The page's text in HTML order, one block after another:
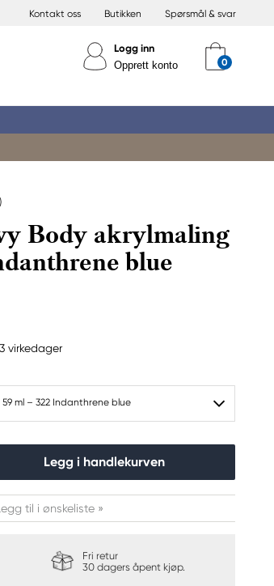
Kontakt oss Butikken Spørsmål & svar
Logg inn
Opprett konto
)
Body akrylmaling
blue
virkedager
ml – 322 Indanthrene blue
Legg i handlekurven
til i ønskeliste »
Fri retur
30 dagers åpent kjøp.